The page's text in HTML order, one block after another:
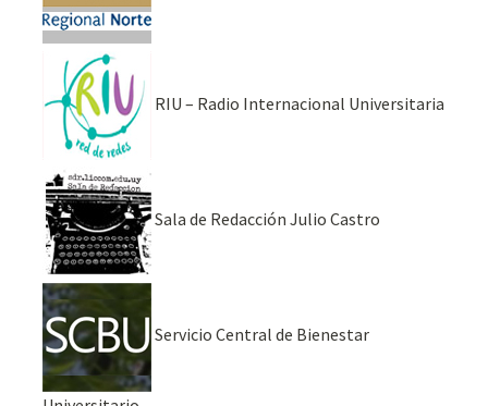
RIU – Radio Internacional Universitaria
Sala de Redacción Julio Castro
Servicio Central de Bienestar